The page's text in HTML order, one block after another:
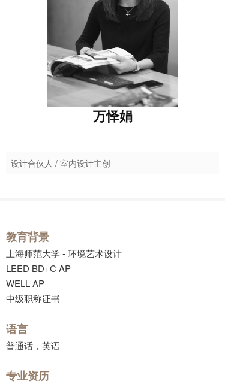
万怿娟
设计合伙人 / 室内设计主创
教育背景
上海师范大学 - 环境艺术设计
LEED BD+C AP
WELL AP
中级职称证书
语言
普通话，英语
专业资历